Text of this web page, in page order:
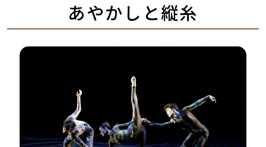
あやかしと縦糸